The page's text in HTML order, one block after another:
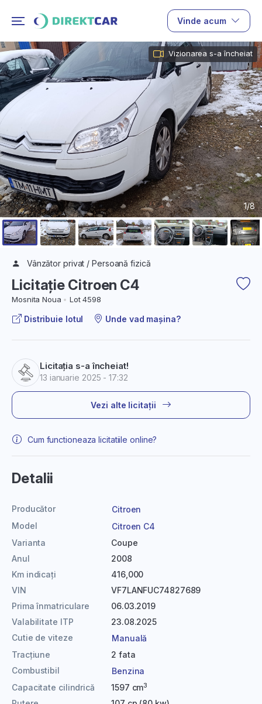
Vinde acum
Licitație Citroen C4
Mosnita Noua Lot 4598
1/8
Vizionarea s-a încheiat
Vânzător privat / Persoană fizică
Distribuie lotul Unde vad mașina?
Licitația s-a încheiat!
13 ianuarie 2025 - 17:32
Vezi alte licitații
Cum functioneaza licitatiile online?
Detalii
Producător
Citroen
Model
Citroen C4
Varianta
Coupe
Anul
2008
Km indicați
416,000
VIN
VF7LANFUC74827689
Prima înmatriculare
06.03.2019
Valabilitate ITP
23.08.2025
Cutie de viteze
Manuală
Tracțiune
2 fata
Combustibil
Benzina
Capacitate cilindrică
1597 cm3